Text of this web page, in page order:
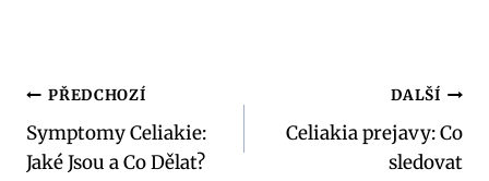
Navigace
pro
PŘEDCHOZÍ
Symptomy Celiakie:
Jaké Jsou a Co Dělat?
DALŠÍ
Celiakia prejavy: Co
sledovat